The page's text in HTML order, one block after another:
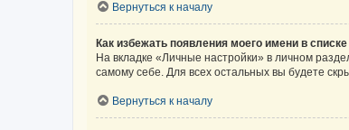
Вернуться к началу
Как избежать появления моего имени в
На вкладке «Личные настройки» в личном
самому себе. Для всех остальных вы будете
Вернуться к началу